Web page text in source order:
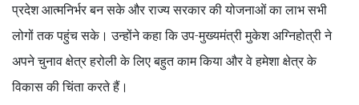
प्रदेश आत्मनिर्भर बन सके और राज्य सरकार की योजनाओं का लाभ सभी
लोगों तक पहुंच सके। उन्होंने कहा कि उप-मुख्यमंत्री मुकेश अग्निहोत्री ने
अपने चुनाव क्षेत्र हरोली के लिए बहुत काम किया और वे हमेशा क्षेत्र के
विकास की चिंता करते हैं।